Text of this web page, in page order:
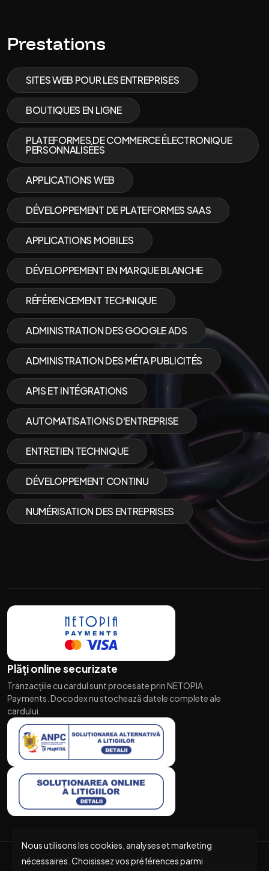
Nous utilisons les cookies, analyses et marketing
nécessaires. Choisissez vos préférences parmi
Prestations
SITES WEB POUR LES ENTREPRISES
BOUTIQUES EN LIGNE
PLATEFORMES DE COMMERCE ÉLECTRONIQUE
PERSONNALISÉES
APPLICATIONS WEB
DÉVELOPPEMENT DE PLATEFORMES SAAS
APPLICATIONS MOBILES
DÉVELOPPEMENT EN MARQUE BLANCHE
RÉFÉRENCEMENT TECHNIQUE
ADMINISTRATION DES GOOGLE ADS
ADMINISTRATION DES MÉTA PUBLICITÉS
APIS ET INTÉGRATIONS
AUTOMATISATIONS D'ENTREPRISE
ENTRETIEN TECHNIQUE
DÉVELOPPEMENT CONTINU
NUMÉRISATION DES ENTREPRISES
Plăți online securizate
Tranzacțiile cu cardul sunt procesate prin NETOPIA
Payments. Docodex nu stochează datele complete ale
cardului.
© 2026 Docodex. Tous droits réservés.